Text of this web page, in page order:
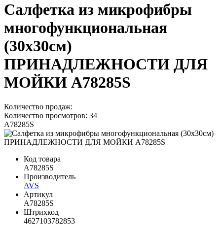
Салфетка из микрофибры
многофункциональная
(30х30см)
ПРИНАДЛЕЖНОСТИ ДЛЯ
МОЙКИ A78285S
Количество продаж:
Количество просмотров: 34
A78285S
Код товара
A78285S
Производитель
AVS
Артикул
A78285S
Штрихкод
4627103782853